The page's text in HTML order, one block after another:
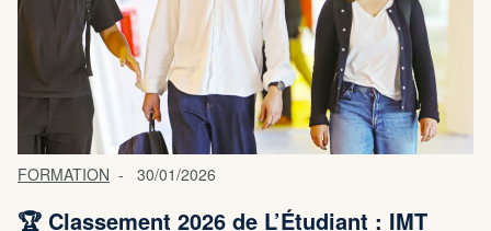
FORMATION 30/01/2026
🏆 Classement 2026 de L’Étudiant : IMT